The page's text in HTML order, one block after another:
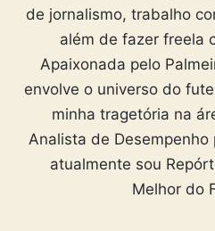
de jornalismo, trabalho
além de fazer freela
Apaixonada pelo
envolve o universo do
minha tragetória na
Analista de Desempenho
atualmente sou
Melhor do